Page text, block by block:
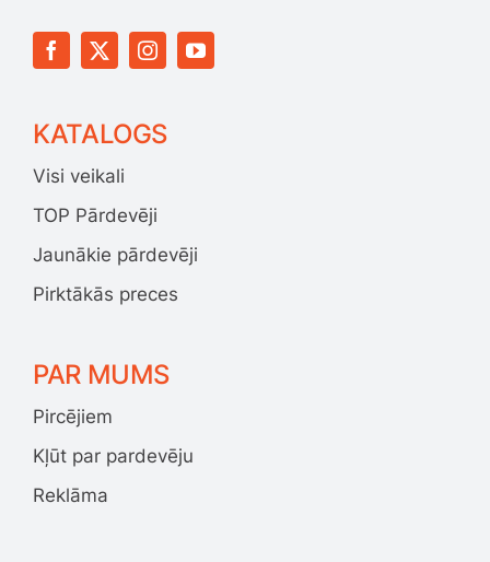
KATALOGS
Visi veikali
TOP Pārdevēji
Jaunākie pārdevēji
Pirktākās preces
PAR MUMS
Pircējiem
Kļūt par pardevēju
Reklāma